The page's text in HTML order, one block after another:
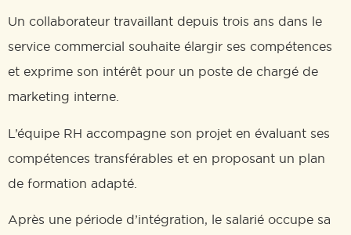
Un collaborateur travaillant depuis trois ans dans le
service commercial souhaite élargir ses compétences
et exprime son intérêt pour un poste de chargé de
marketing interne.
L’équipe RH accompagne son projet en évaluant ses
compétences transférables et en proposant un plan
de formation adapté.
Après une période d’intégration, le salarié occupe sa